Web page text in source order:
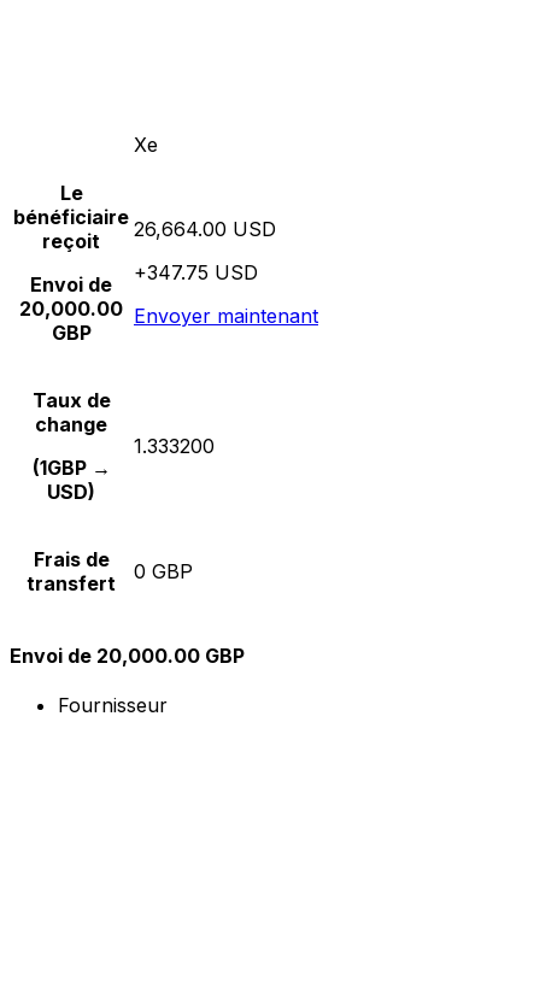
Xe
Le
bénéficiaire
reçoit
Envoi de
20,000.00
GBP
26,664.00 USD
+347.75 USD
Envoyer maintenant
Taux de
change
(1GBP →
USD)
1.333200
Frais de
transfert
0 GBP
Envoi de 20,000.00 GBP
Fournisseur